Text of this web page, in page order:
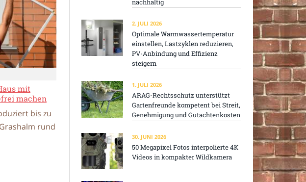
mit
machen
bis zu
rund
nachhaltig
2. JULI 2026
Optimale Warmwassertemperatur
einstellen, Lastzyklen reduzieren,
PV-Anbindung und Effizienz
steigern
1. JULI 2026
ARAG-Rechtsschutz unterstützt
Gartenfreunde kompetent bei Streit,
Genehmigung und Gutachtenkosten
30. JUNI 2026
50 Megapixel Fotos interpolierte 4K
Videos in kompakter Wildkamera